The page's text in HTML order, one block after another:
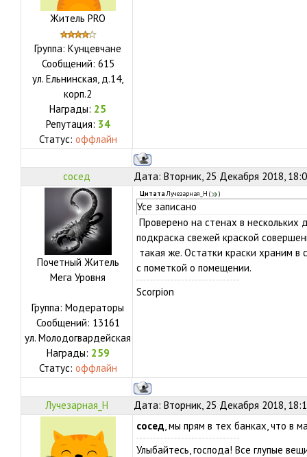
Житель PRO
Группа: Кунцевчане
Сообщений: 615
ул. Ельнинская, д.14,
корп.2
Награды: 25
Репутация: 34
Статус: оффлайн
сосед Дата: Вторник, 25 Декабря 2018,
Почетный Житель
Мега Уровня
Группа: Модераторы
Сообщений: 13161
ул. Молодогвардейская
Награды: 259
Статус: оффлайн
Цитата Лучезарная_Н ( )
Усе записано
Проверено на стенах в нескольких
подкраска свежей краской
такая же. Остатки краски храним
с пометкой о помещении.
Scorpion
Лучезарная_Н Дата: Вторник, 25 Декабря 2018,
сосед, мы прям в тех банках, что в
Улыбайтесь, господа! Все глупые